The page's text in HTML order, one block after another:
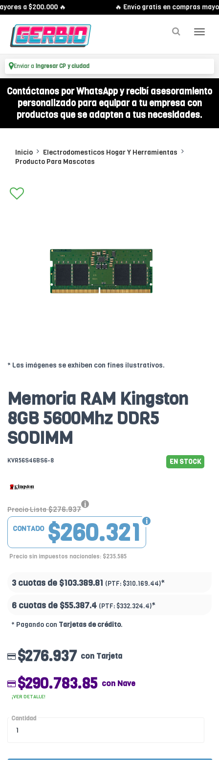
a $200.000 🔥 🔥 Envío gratis en compras
Enviar a Ingresar CP y ciudad
Contáctanos por WhatsApp y recibí asesoramiento
personalizado para equipar a tu empresa con
productos que se adapten a tus necesidades.
Inicio
Electrodomesticos Hogar Y Herramientas
Producto Para Mascotas
* Las imágenes se exhiben con fines ilustrativos.
Memoria RAM Kingston
8GB 5600Mhz DDR5
SODIMM
KVR56S46BS6-8 EN STOCK
Precio Lista $276.937
$260.321
CONTADO
Precio sin impuestos nacionales: $235.585
3 cuotas de $103.389.81 (PTF: $310.169.44)*
6 cuotas de $55.387.4 (PTF: $332.324.4)*
* Pagando con Tarjetas de crédito.
$276.937 con Tarjeta
$290.783.85 con Nave
¡VER DETALLE!
Cantidad